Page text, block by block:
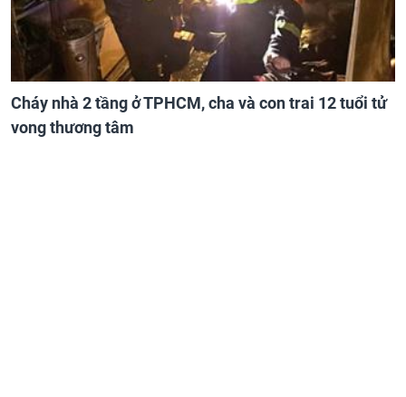
Cháy nhà 2 tầng ở TPHCM, cha và con trai 12 tuổi tử
vong thương tâm